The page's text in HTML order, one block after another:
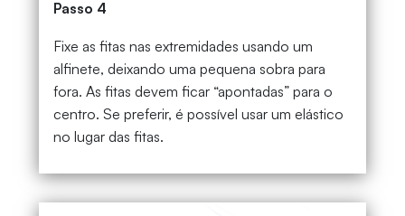
Passo 4
Fixe as fitas nas extremidades usando um
alfinete, deixando uma pequena sobra para
fora. As fitas devem ficar “apontadas” para o
centro. Se preferir, é possível usar um elástico
no lugar das fitas.